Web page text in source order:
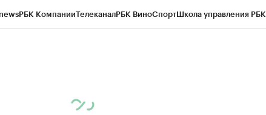
РБК КомпанииТелеканалРБК ВиноСпортШкола управления РБК